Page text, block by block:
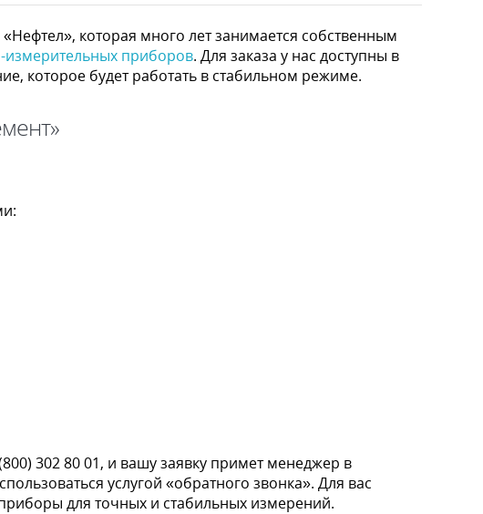
которая много лет занимается собственным
измерительных приборов. Для заказа у нас доступны в
которое будет работать в стабильном режиме.
302 80 01, и вашу заявку примет менеджер в
услугой «обратного звонка». Для вас
для точных и стабильных измерений.